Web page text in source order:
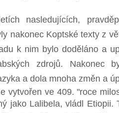
nasledujících,
nakonec Koptské texty z
k nim bylo doděláno a
zdrojů. Nakonec
a dola mnoha změn a
vytvořen ve 409. "roce
jako Lalibela, vládl Etiopii.